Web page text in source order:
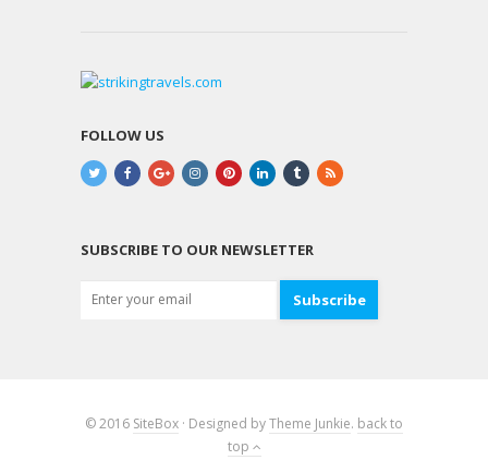
FOLLOW US
SUBSCRIBE TO OUR NEWSLETTER
Subscribe
© 2016 SiteBox · Designed byTheme Junkie. back to
top